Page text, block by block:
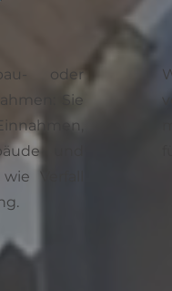
oder
Sie
und
Verfall